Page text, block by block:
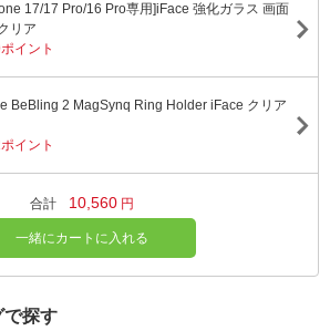
17/17 Pro/16 Pro専用]iFace 強化ガラス 画面
リア
イント
BeBling 2 MagSynq Ring Holder iFace クリア
イント
合計 10,560 円
一緒にカートに入れる
で探す